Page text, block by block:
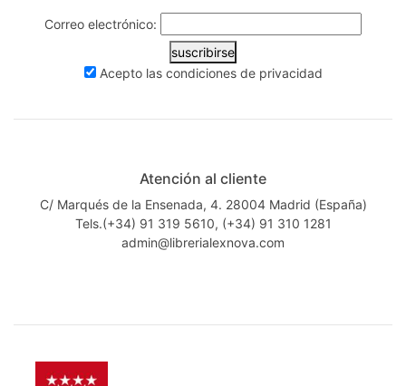
Correo electrónico:
suscribirse
Acepto las condiciones de privacidad
Atención al cliente
C/ Marqués de la Ensenada, 4. 28004 Madrid (España)
Tels.(+34) 91 319 5610, (+34) 91 310 1281
admin@librerialexnova.com